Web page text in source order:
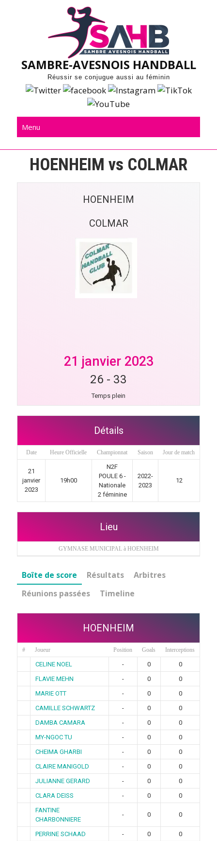
SAMBRE-AVESNOIS HANDBALL
Réussir se conjugue aussi au féminin
Menu
HOENHEIM vs COLMAR
HOENHEIM
COLMAR
21 janvier 2023
26 - 33
Temps plein
Détails
Date Heure Officielle Championnat Saison Jour de match
21
janvier
2023
19h00
N2F
POULE 6 -
Nationale
2 féminine
2022-
2023
12
Lieu
GYMNASE MUNICIPAL à HOENHEIM
Boîte de score Résultats
Arbitres
Réunions passées
Timeline
HOENHEIM
# Joueur Position Goals Interceptions
CELINE NOEL - 0
0
FLAVIE MEHN
- 0
0
MARIE OTT
- 0
0
CAMILLE SCHWARTZ
- 0
0
DAMBA CAMARA
- 0
0
MY-NGOC TU
- 0
0
CHEIMA GHARBI
- 0
0
CLAIRE MANIGOLD
- 0
0
JULIANNE GERARD
- 0
0
CLARA DEISS
- 0
0
FANTINE
CHARBONNIERE
- 0 0
PERRINE SCHAAD - 0
0